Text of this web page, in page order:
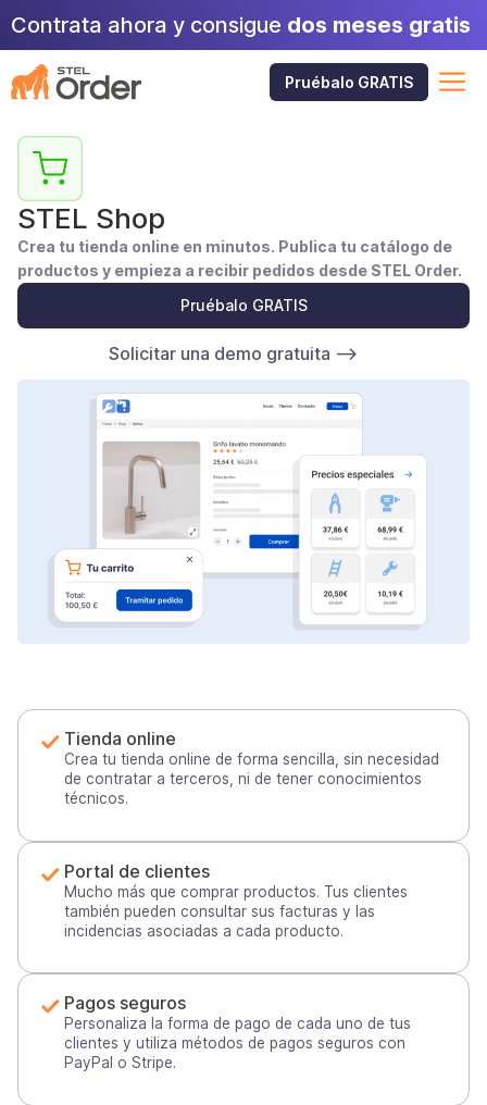
Saltar
contenido
Contrata ahora y consigue dos meses gratis
Pruébalo GRATIS
STEL Shop
Crea tu tienda online en minutos. Publica tu catálogo de
productos y empieza a recibir pedidos desde STEL Order.
Pruébalo GRATIS
Solicitar una demo gratuita –>
Tienda online
Crea tu tienda online de forma sencilla, sin necesidad
de contratar a terceros, ni de tener conocimientos
técnicos.
Portal de clientes
Mucho más que comprar productos. Tus clientes
también pueden consultar sus facturas y las
incidencias asociadas a cada producto.
Pagos seguros
Personaliza la forma de pago de cada uno de tus
clientes y utiliza métodos de pagos seguros con
PayPal o Stripe.